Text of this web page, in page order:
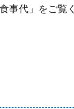
事代」をご覧